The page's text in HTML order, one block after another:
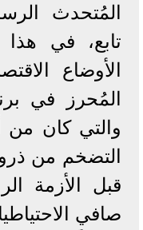
المُتحدث
تابع، في
الأوضاع
المُحرز في
والتي كان من
قبل الأزمة
صافي